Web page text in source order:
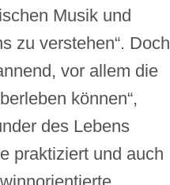
Musik und
zu verstehen“. Doch
vor allem die
können“,
des Lebens
praktiziert und auch